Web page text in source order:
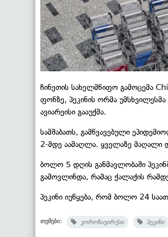
ჩინეთის სახელმწიფო გამოცემა
ფონზე, პეკინის ორმა
ავიარეისი გააუქმა.
სამშაბათს, გამწვავებული
2-მდე აამაღლა. ყველაზე მაღალი
ბოლო 5 დღის განმავლობაში
გამოვლინდა, რამაც ქალაქის
პეკინი იუწყება, რომ ბოლო 24
თემები: კორონავირუსი პეკინი